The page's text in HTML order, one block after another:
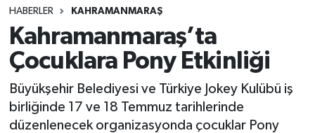
HABERLER KAHRAMANMARAŞ
Kahramanmaraş’ta
Çocuklara Pony Etkinliği
Büyükşehir Belediyesi ve Türkiye Jokey Kulübü iş
birliğinde 17 ve 18 Temmuz tarihlerinde
düzenlenecek organizasyonda çocuklar Pony
Güncel
Gündem
Politika
Süper Lig Puan Durumu ve Fikstür
Tüm Manşetler
Haber Arşivi